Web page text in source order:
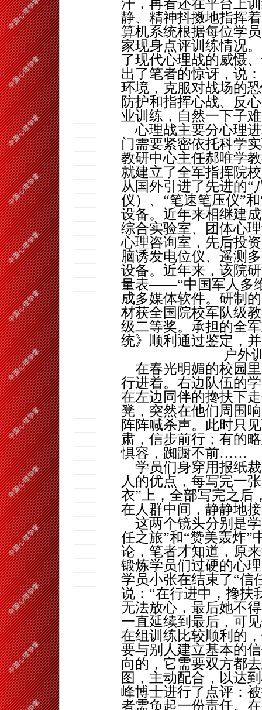
汗，再看还在平台上
静、精神抖擞地指挥
算机系统根据每位学
家现身点评训练情况
了现代心理战的威慑
出了笔者的惊讶，说
环境，克服对战场的
防护和指挥心战、反
业训练，自然一下子
心理战主要分心理
门需要紧密依托科学
教研中心主任郝唯学
就建立了全军指挥院
从国外引进了先进的“
仪）、“笔速笔压仪”
设备。近年来相继建
综合实验室、团体心
心理咨询室，先后投
脑诱发电位仪、遥测
设备。近年来，该院
量表——“中国军人多
成多媒体软件。研制
材获全国院校军队级
级二等奖。承担的全
统》顺利通过鉴定，
户外
在春光明媚的校园
行进着。右边队伍的
在左边同伴的搀扶下
凳，突然在他们周围
阵阵喊杀声。此时只
肃，信步前行；有的
惧容，踟蹰不前……
学员们身穿用报纸裁
人的优点，每写完一
衣”上，全部写完之后
在人群中间，静静地
这两个镜头分别是
任之旅”和“赞美轰炸”
论，笔者才知道，原
锻炼学员们过硬的心
学员小张在结束了“信
说：“在行进中，搀扶
无法放心，最后她不
一直延续到最后，可
在组训练比较顺利的
要与别人建立基本的
向的，它需要双方都
图，主动配合，以达
峰博士进行了点评：
者需负起一份责任。